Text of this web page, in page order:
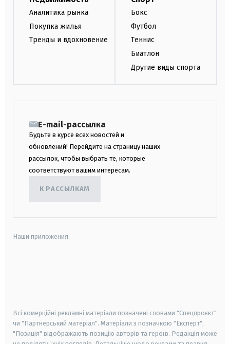
Аналитика рынка
Покупка жилья
Тренды и вдохновение
Бокс
Футбол
Теннис
Биатлон
Другие виды спорта
E-mail-рассылка
Будьте в курсе всех новостей и
обновлений! Перейдите на страницу наших
рассылок, чтобы выбрать те, которые
соответствуют вашим интересам.
К РАССЫЛКАМ
Наши приложения:
Всі комерційні рекламні матеріали позначені словами "Спецпроєкт"
чи "Партнерський матеріал". Матеріали з позначкою "Експерт",
"Позиція" відображають позицію авторів та героїв. Редакція може